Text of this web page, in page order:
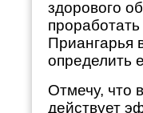
здорового
Приангарья
определить
Отмечу, что
действует